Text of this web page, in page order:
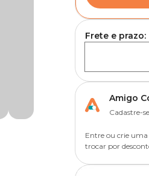
Frete e prazo:
Amigo
Cadastre-
Entre ou crie
trocar por